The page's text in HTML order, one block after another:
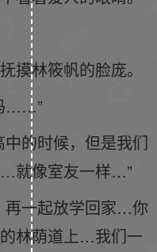
摸林筱帆的脸庞。
……”
的时候，但是我们
就像室友一样…”
再一起放学回家…你
林荫道上…我们一